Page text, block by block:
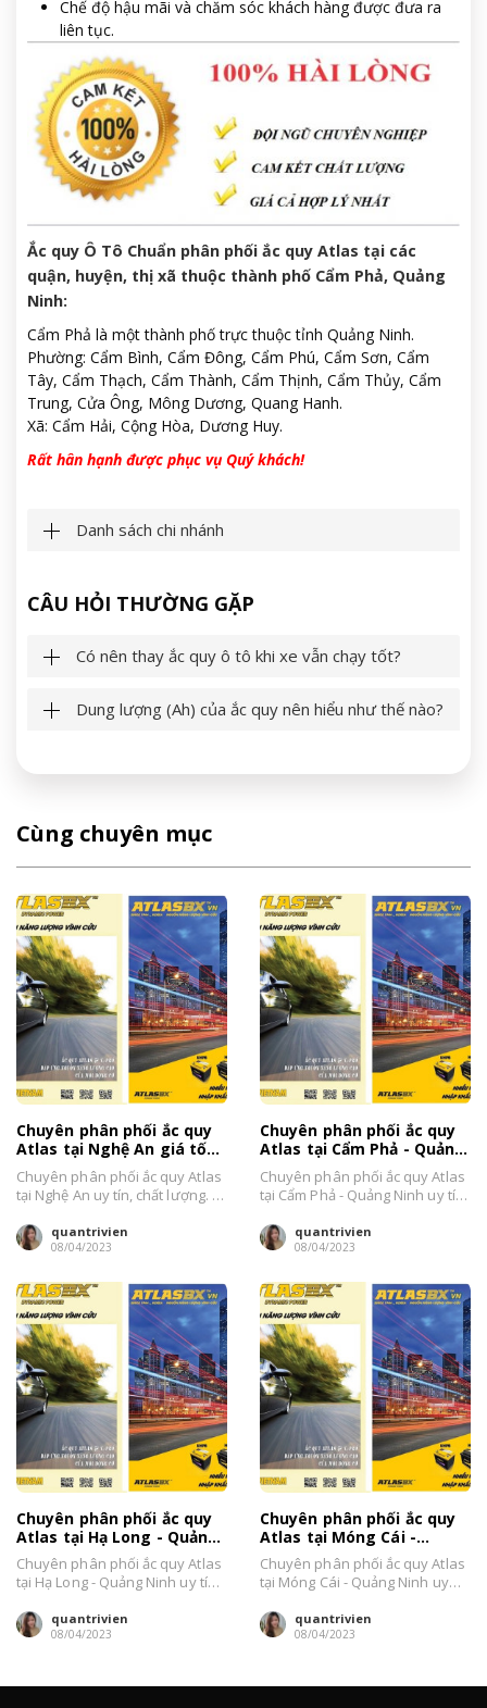
Chế độ hậu mãi và chăm sóc khách hàng được đưa ra
liên tục.
Ắc quy Ô Tô Chuẩn phân phối ắc quy Atlas tại các
quận, huyện, thị xã thuộc thành phố Cẩm Phả, Quảng
Ninh:
Cẩm Phả là một thành phố trực thuộc tỉnh Quảng Ninh.
Phường: Cẩm Bình, Cẩm Đông, Cẩm Phú, Cẩm Sơn, Cẩm
Tây, Cẩm Thạch, Cẩm Thành, Cẩm Thịnh, Cẩm Thủy, Cẩm
Trung, Cửa Ông, Mông Dương, Quang Hanh.
Xã: Cẩm Hải, Cộng Hòa, Dương Huy.
Rất hân hạnh được phục vụ Quý khách!
Danh sách chi nhánh
CÂU HỎI THƯỜNG GẶP
Có nên thay ắc quy ô tô khi xe vẫn chạy tốt?
Dung lượng (Ah) của ắc quy nên hiểu như thế nào?
Cùng chuyên mục
Chuyên phân phối ắc quy
Atlas tại Nghệ An giá tốt,
uy tín
Chuyên phân phối ắc quy Atlas
tại Nghệ An uy tín, chất lượng. Ô
quantrivien
08/04/2023
Chuyên phân phối ắc quy
Atlas tại Cẩm Phả - Quảng
Ninh giá tốt
Chuyên phân phối ắc quy Atlas
tại Cẩm Phả - Quảng Ninh uy tín.
quantrivien
08/04/2023
Chuyên phân phối ắc quy
Atlas tại Hạ Long - Quảng
Ninh giá bán tốt
Chuyên phân phối ắc quy Atlas
tại Hạ Long - Quảng Ninh uy tín.
quantrivien
08/04/2023
Chuyên phân phối ắc quy
Atlas tại Móng Cái -
Quảng Ninh giá tốt
Chuyên phân phối ắc quy Atlas
tại Móng Cái - Quảng Ninh uy
quantrivien
08/04/2023